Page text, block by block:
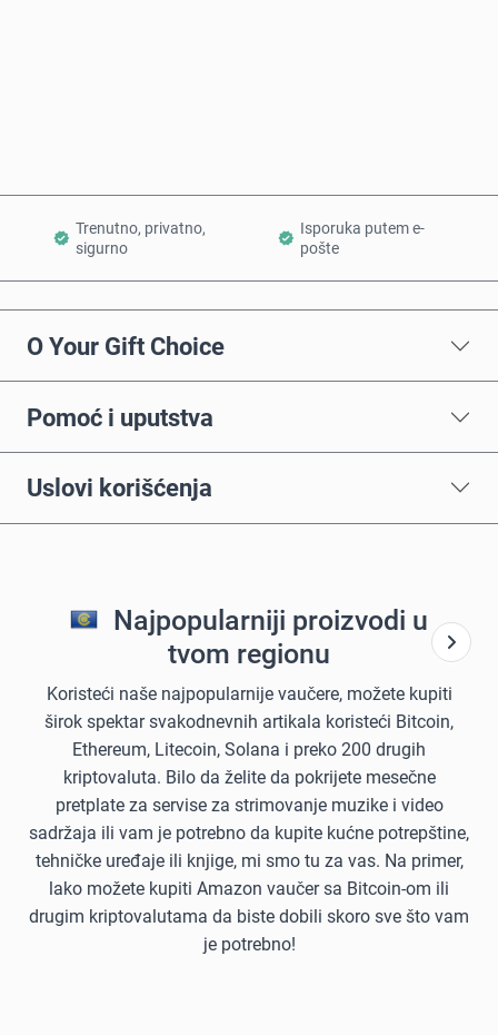
Trenutno, privatno,
sigurno
Isporuka putem e-
pošte
O Your Gift Choice
Pomoć i uputstva
Uslovi korišćenja
Najpopularniji proizvodi u
tvom regionu
Koristeći naše najpopularnije vaučere, možete kupiti
širok spektar svakodnevnih artikala koristeći Bitcoin,
Ethereum, Litecoin, Solana i preko 200 drugih
kriptovaluta. Bilo da želite da pokrijete mesečne
pretplate za servise za strimovanje muzike i video
sadržaja ili vam je potrebno da kupite kućne potrepštine,
tehničke uređaje ili knjige, mi smo tu za vas. Na primer,
lako možete kupiti Amazon vaučer sa Bitcoin-om ili
drugim kriptovalutama da biste dobili skoro sve što vam
je potrebno!